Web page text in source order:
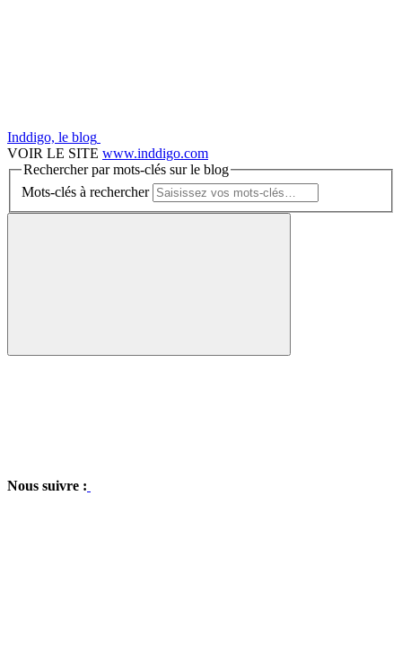
Inddigo, le blog
VOIR LE SITE www.inddigo.com
Rechercher par mots-clés sur le blog
Mots-clés à rechercher
Nous suivre :